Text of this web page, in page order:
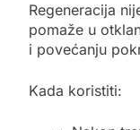
Regeneracija
pomaže u
i povećanju
Kada koristiti: